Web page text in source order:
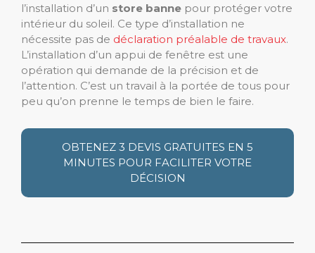
l’installation d’un store banne pour protéger votre
intérieur du soleil. Ce type d’installation ne
nécessite pas de déclaration préalable de travaux.
L’installation d’un appui de fenêtre est une
opération qui demande de la précision et de
l’attention. C’est un travail à la portée de tous pour
peu qu’on prenne le temps de bien le faire.
OBTENEZ 3 DEVIS GRATUITES EN 5
MINUTES POUR FACILITER VOTRE
DÉCISION